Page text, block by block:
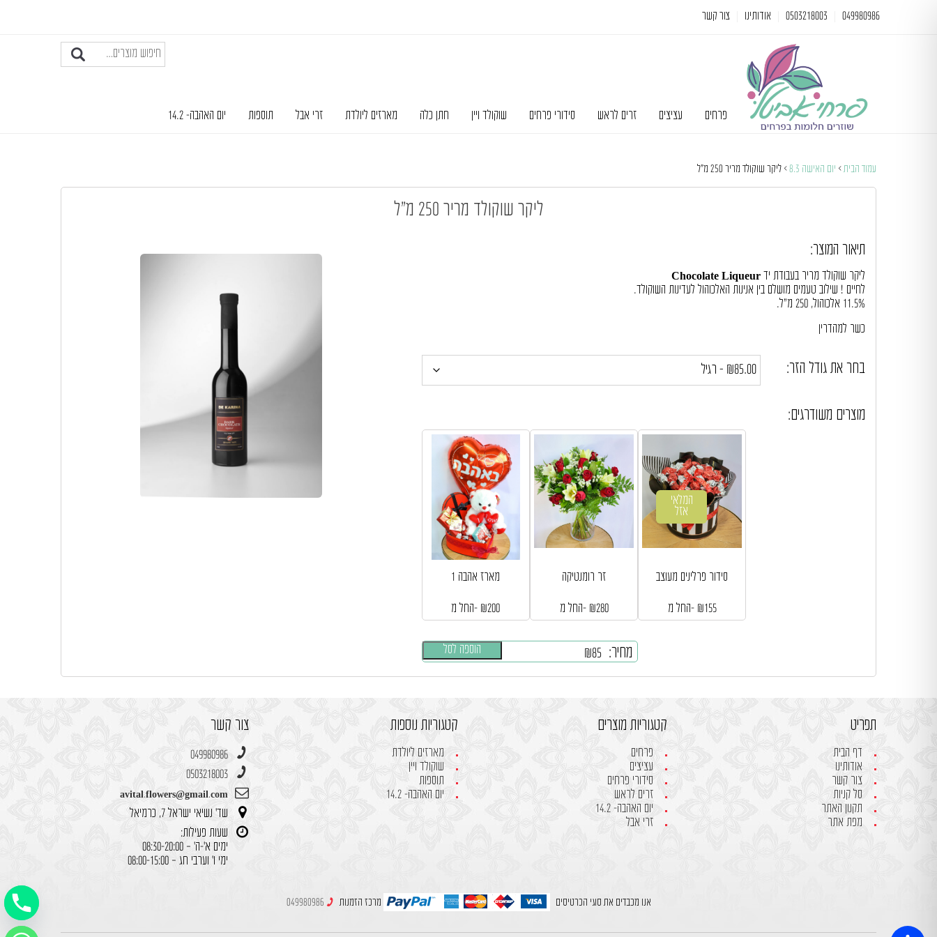
049980986
0503218003 אודותינו צור קשר
פרחים עציצים זרים לראש סידורי פרחים שוקולד ויין חתן כלה מארזים ליולדת זרי אבל תוספות יום האהבה- 14.2
עמוד הבית > יום האישה 8.3 > ליקר שוקולד מריר 250 מ”ל
ליקר שוקולד מריר 250 מ”ל
תיאור המוצר:
ליקר שוקולד מריר בעבודת יד Chocolate Liqueur
לחיים ! שילוב טעמים מושלם בין אנינות האלכוהול לעדינות השוקולד.
11.5% אלכוהול, 250 מ”ל.
כשר למהדרין
בחר את גודל הזר:
מחיר: ₪85 הוספה לסל
מוצרים משודרגים:
מארז אהבה 1
החל מ- ₪200
זר רומנטיקה
החל מ- ₪280
המלאי
אזל
סידור פרלינים מעוצב
החל מ- ₪155
תפריט
דף הבית
אודותינו
צור קשר
סל קניות
תקנון האתר
מפת אתר
קטגוריות מוצרים
פרחים
עציצים
סידורי פרחים
זרים לראש
יום האהבה- 14.2
זרי אבל
קטגוריות נוספות
מארזים ליולדת
שוקולד ויין
תוספות
יום האהבה- 14.2
צור קשר
049980986
0503218003
avital.flowers@gmail.com
שד' נשיאי ישראל 7, כרמיאל
שעות פעילות:
ימים א'-ה' – 08:30-20:00
ימי ו' וערבי חג – 08:00-15:00
אנו מכבדים את סוגי הכרטיסים מרכז הזמנות